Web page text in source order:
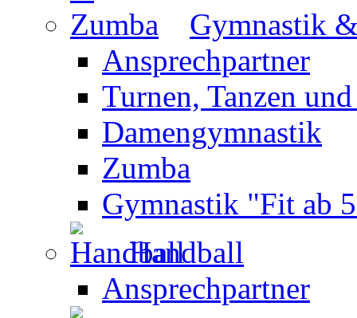
Gymnastik
Ansprechpartner
Turnen, Tanzen
Damengymnastik
Zumba
Gymnastik "Fit ab
Handball
Ansprechpartner